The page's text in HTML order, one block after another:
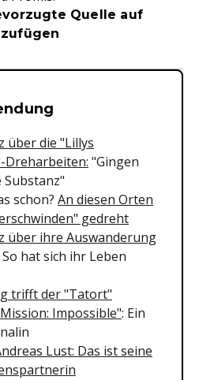
Quelle auf
&
über die "Lillys
Dreharbeiten: "Gingen
Substanz"
schon? An diesen Orten
gedreht
über ihre Auswanderung
So hat sich ihr Leben
trifft der "Tatort"
Impossible": Ein
Lust: Das ist seine